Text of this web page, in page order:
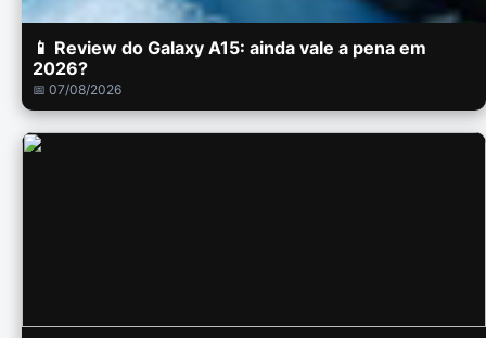
📱 Review do Galaxy A15: ainda vale a pena em
2026?
📅 07/08/2026